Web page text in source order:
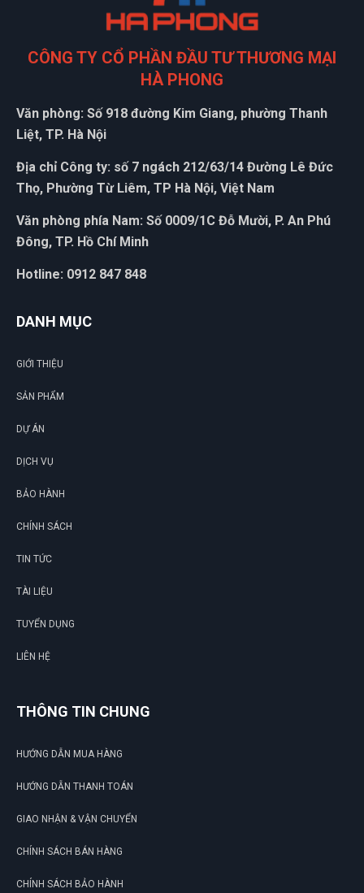
CÔNG TY CỔ PHẦN ĐẦU TƯ THƯƠNG MẠI
HÀ PHONG
Văn phòng: Số 918 đường Kim Giang, phường Thanh
Liệt, TP. Hà Nội
Địa chỉ Công ty: số 7 ngách 212/63/14 Đường Lê Đức
Thọ, Phường Từ Liêm, TP Hà Nội, Việt Nam
Văn phòng phía Nam: Số 0009/1C Đỗ Mười, P. An Phú
Đông, TP. Hồ Chí Minh
Hotline: 0912 847 848
DANH MỤC
GIỚI THIỆU
SẢN PHẨM
DỰ ÁN
DỊCH VỤ
BẢO HÀNH
CHÍNH SÁCH
TIN TỨC
TÀI LIỆU
TUYỂN DỤNG
LIÊN HỆ
THÔNG TIN CHUNG
HƯỚNG DẪN MUA HÀNG
HƯỚNG DẪN THANH TOÁN
GIAO NHẬN & VẬN CHUYỂN
CHÍNH SÁCH BÁN HÀNG
CHÍNH SÁCH BẢO HÀNH